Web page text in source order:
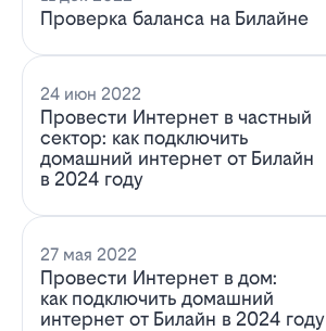
Проверка баланса на Билайне
24 июн 2022
Провести Интернет в частный
сектор: как подключить
домашний интернет от Билайн
в 2024 году
27 мая 2022
Провести Интернет в дом:
как подключить домашний
интернет от Билайн в 2024 году